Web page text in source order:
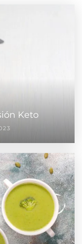
Keto